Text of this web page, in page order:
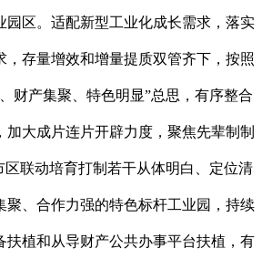
区。适配新型工业化成长需求，落实
，存量增效和增量提质双管齐下，按照
财产集聚、特色明显”总思，有序整合
加大成片连片开辟力度，聚焦先辈制制
区联动培育打制若干从体明白、定位清
聚、合作力强的特色标杆工业园，持续
扶植和从导财产公共办事平台扶植，有